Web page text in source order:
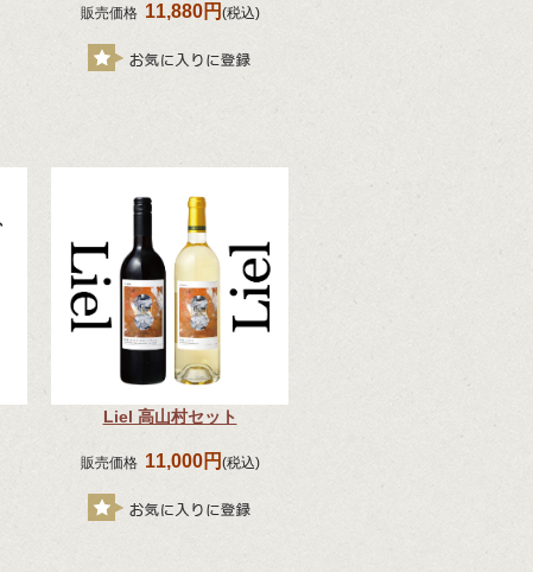
販売価格 11,880円 (税込)
Liel 高山村セット
販売価格 11,000円 (税込)